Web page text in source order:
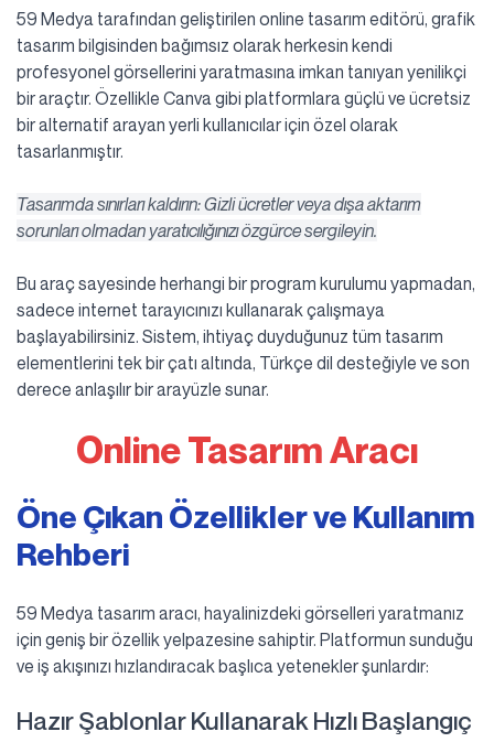
59 Medya tarafından geliştirilen online tasarım editörü, grafik
tasarım bilgisinden bağımsız olarak herkesin kendi
profesyonel görsellerini yaratmasına imkan tanıyan yenilikçi
bir araçtır. Özellikle Canva gibi platformlara güçlü ve ücretsiz
bir alternatif arayan yerli kullanıcılar için özel olarak
tasarlanmıştır.
Tasarımda sınırları kaldırın: Gizli ücretler veya dışa aktarım
sorunları olmadan yaratıcılığınızı özgürce sergileyin.
Bu araç sayesinde herhangi bir program kurulumu yapmadan,
sadece internet tarayıcınızı kullanarak çalışmaya
başlayabilirsiniz. Sistem, ihtiyaç duyduğunuz tüm tasarım
elementlerini tek bir çatı altında, Türkçe dil desteğiyle ve son
derece anlaşılır bir arayüzle sunar.
Online Tasarım Aracı
Öne Çıkan Özellikler ve Kullanım
Rehberi
59 Medya tasarım aracı, hayalinizdeki görselleri yaratmanız
için geniş bir özellik yelpazesine sahiptir. Platformun sunduğu
ve iş akışınızı hızlandıracak başlıca yetenekler şunlardır:
Hazır Şablonlar Kullanarak Hızlı Başlangıç